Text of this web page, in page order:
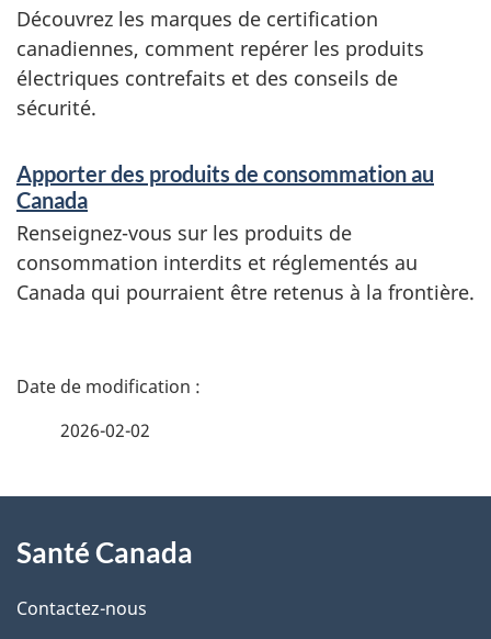
Découvrez les marques de certification
canadiennes, comment repérer les produits
électriques contrefaits et des conseils de
sécurité.
Apporter des produits de consommation au
Canada
Renseignez-vous sur les produits de
consommation interdits et réglementés au
Canada qui pourraient être retenus à la frontière.
D
i
l
2026-02-02
propos
de
Santé Canada
Contactez-nous